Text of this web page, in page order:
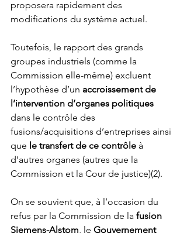
proposera rapidement des
modifications du système actuel.
Toutefois, le rapport des grands
groupes industriels (comme la
Commission elle-même) excluent
l’hypothèse d’un accroissement de
l’intervention d’organes politiques
dans le contrôle des
fusions/acquisitions d’entreprises ainsi
que le transfert de ce contrôle à
d’autres organes (autres que la
Commission et la Cour de justice)(2).
On se souvient que, à l’occasion du
refus par la Commission de la fusion
Siemens-Alstom, le Gouvernement